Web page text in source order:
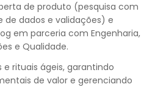
de produto (pesquisa com
de dados e validações) e
em parceria com Engenharia,
e Qualidade.
e rituais ágeis, garantindo
de valor e gerenciando